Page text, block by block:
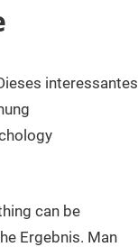
interessantes
can be
Ergebnis. Man